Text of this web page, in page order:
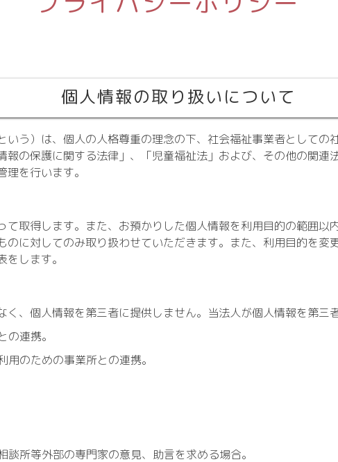
個人情報の取り扱いについて
う）は、個人の人格尊重の理念の下、社会福祉事業者としての
の保護に関する法律」、「児童福祉法」および、その他の関連
理を行います。
取得します。また、お預かりした個人情報を利用目的の範囲以
に対してのみ取り扱わせていただきます。また、利用目的を変
をします。
、個人情報を第三者に提供しません。当法人が個人情報を第三
連携。
のための事業所との連携。
所等外部の専門家の意見、助言を求める場合。